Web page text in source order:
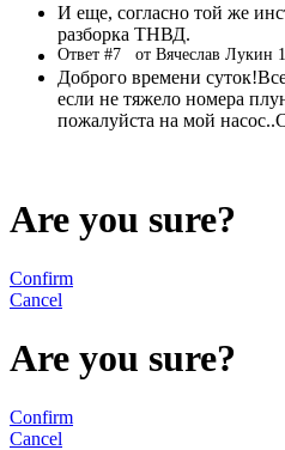
И еще, согласно той же
разборка ТНВД.
Ответ #7 от Вячеслав Лукин
Доброго времени
если не тяжело номера
пожалуйста на мой
Are you sure?
Confirm
Cancel
Are you sure?
Confirm
Cancel